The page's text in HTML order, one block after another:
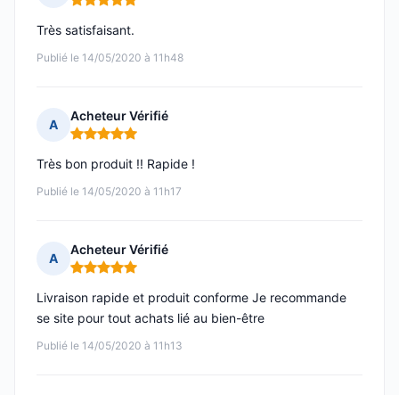
Note : 5 sur 5
Publié le 14/05/2020 à 11h48
Très satisfaisant.
A
Acheteur Vérifié
Note : 5 sur 5
Publié le 14/05/2020 à 11h17
Très bon produit !! Rapide !
A
Acheteur Vérifié
Note : 5 sur 5
Publié le 14/05/2020 à 11h13
Livraison rapide et produit conforme Je recommande
se site pour tout achats lié au bien-être